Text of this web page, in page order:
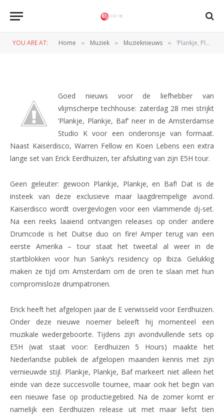
YOU ARE AT: Home » Muziek » Muzieknieuws » ‘Plankje, Plankje, Baf’ met Kaiserdisco en Erick Eerdhuizen
Kaiserdisco en Erick
Goed nieuws voor de liefhebber van
vlijmscherpe techhouse: zaterdag 28 mei strijkt
‘Plankje, Plankje, Baf’ neer in de Amsterdamse
Studio K voor een onderonsje van formaat.
Naast Kaiserdisco, Warren Fellow en Koen Lebens een extra
lange set van Erick Eerdhuizen, ter afsluiting van zijn E5H tour.
Geen geleuter: gewoon Plankje, Plankje, en Baf! Dat is de
insteek van deze exclusieve maar laagdrempelige avond.
Kaiserdisco wordt overgevlogen voor een vlammende dj-set.
Na een reeks laaiend ontvangen releases op onder andere
Drumcode is het Duitse duo on fire! Amper terug van een
eerste Amerika – tour staat het tweetal al weer in de
startblokken voor hun Sanky’s residency op Ibiza. Gelukkig
maken ze tijd om Amsterdam om de oren te slaan met hun
compromisloze drumpatronen.
Erick heeft het afgelopen jaar de E verwisseld voor Eerdhuizen.
Onder deze nieuwe noemer beleeft hij momenteel een
muzikale wedergeboorte. Tijdens zijn avondvullende sets op
E5H (wat staat voor: Eerdhuizen 5 Hours) maakte het
Nederlandse publiek de afgelopen maanden kennis met zijn
vernieuwde stijl. Plankje, Plankje, Baf markeert niet alleen het
einde van deze succesvolle tournee, maar ook het begin van
een nieuwe fase op productiegebied. Na de zomer komt er
namelijk een Eerdhuizen release uit met maar liefst tien